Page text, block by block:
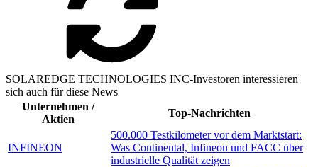
SOLAREDGE TECHNOLOGIES INC-Investoren interessieren
sich auch für diese News
Unternehmen /
Aktien
Top-Nachrichten
INFINEON
500.000 Testkilometer vor dem Marktstart:
Was Continental, Infineon und FACC über
industrielle Qualität zeigen